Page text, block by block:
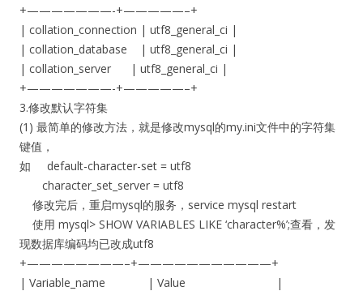
+———————-+—————–+
| collation_connection | utf8_general_ci |
| collation_database | utf8_general_ci |
| collation_server | utf8_general_ci |
+———————-+—————–+
3.修改默认字符集
(1) 最简单的修改方法，就是修改mysql的my.ini文件中的字符集
键值，
如 default-character-set = utf8
character_set_server = utf8
修改完后，重启mysql的服务，service mysql restart
使用 mysql> SHOW VARIABLES LIKE ‘character%’;查看，发
现数据库编码均已改成utf8
+————————–+———————————+
| Variable_name | Value |